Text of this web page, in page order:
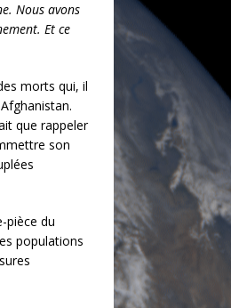
Nous avons
Et ce
morts qui, il
que rappeler
son
pièce du
populations